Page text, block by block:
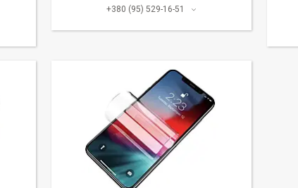
+380 (95) 529-16-51